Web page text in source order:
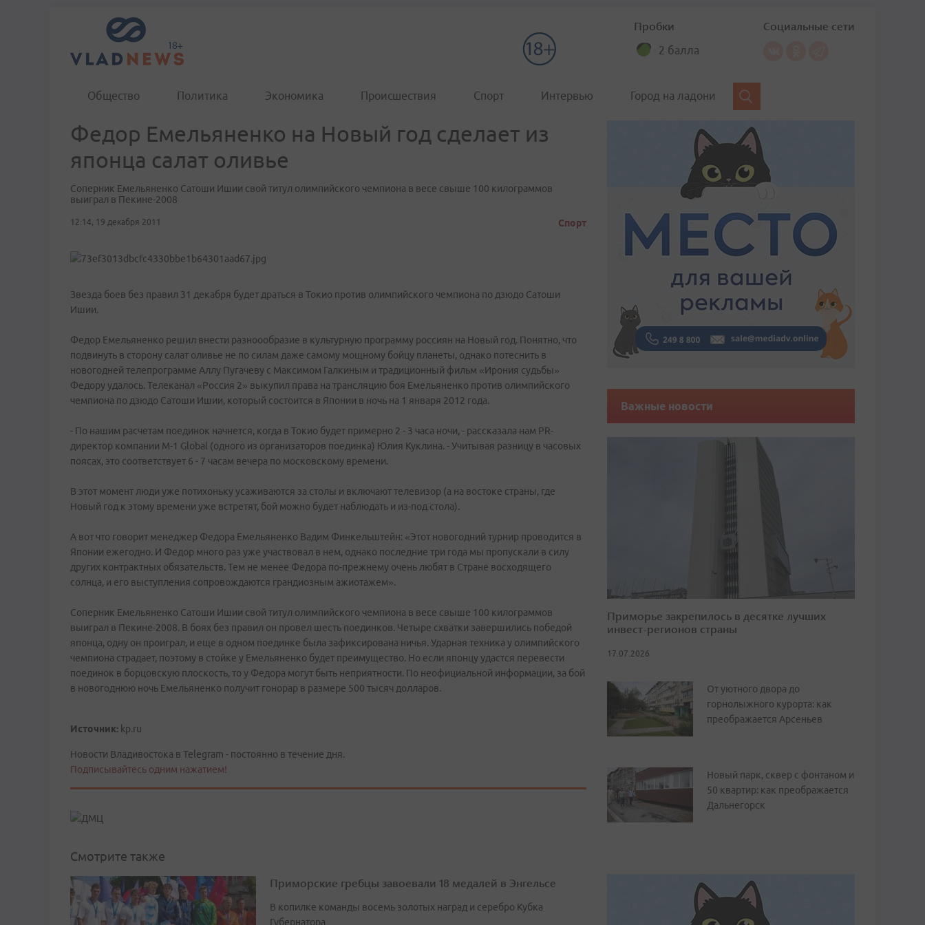
Пробки
2 балла
Социальные сети
Общество Политика Экономика Происшествия Спорт Интервью Город на ладони
Федор Емельяненко на Новый год сделает из
японца салат оливье
Соперник Емельяненко Сатоши Ишии свой титул олимпийского чемпиона в весе свыше 100 килограммов
выиграл в Пекине-2008
12:14, 19 декабря 2011 Спорт
Звезда боев без правил 31 декабря будет драться в Токио против олимпийского чемпиона по дзюдо Сатоши
Ишии.
Федор Емельяненко решил внести разноообразие в культурную программу россиян на Новый год. Понятно, что
подвинуть в сторону салат оливье не по силам даже самому мощному бойцу планеты, однако потеснить в
новогодней телепрограмме Аллу Пугачеву с Максимом Галкиным и традиционный фильм «Ирония судьбы»
Федору удалось. Телеканал «Россия 2» выкупил права на трансляцию боя Емельяненко против олимпийского
чемпиона по дзюдо Сатоши Ишии, который состоится в Японии в ночь на 1 января 2012 года.
- По нашим расчетам поединок начнется, когда в Токио будет примерно 2 - 3 часа ночи, - рассказала нам PR-
директор компании M-1 Global (одного из организаторов поединка) Юлия Куклина. - Учитывая разницу в часовых
поясах, это соответствует 6 - 7 часам вечера по московскому времени.
В этот момент люди уже потихоньку усаживаются за столы и включают телевизор (а на востоке страны, где
Новый год к этому времени уже встретят, бой можно будет наблюдать и из-под стола).
А вот что говорит менеджер Федора Емельяненко Вадим Финкельштейн: «Этот новогодний турнир проводится в
Японии ежегодно. И Федор много раз уже участвовал в нем, однако последние три года мы пропускали в силу
других контрактных обязательств. Тем не менее Федора по-прежнему очень любят в Стране восходящего
солнца, и его выступления сопровождаются грандиозным ажиотажем».
Соперник Емельяненко Сатоши Ишии свой титул олимпийского чемпиона в весе свыше 100 килограммов
выиграл в Пекине-2008. В боях без правил он провел шесть поединков. Четыре схватки завершились победой
японца, одну он проиграл, и еще в одном поединке была зафиксирована ничья. Ударная техника у олимпийского
чемпиона страдает, поэтому в стойке у Емельяненко будет преимущество. Но если японцу удастся перевести
поединок в борцовскую плоскость, то у Федора могут быть неприятности. По неофициальной информации, за бой
в новогоднюю ночь Емельяненко получит гонорар в размере 500 тысяч долларов.
Источник: kp.ru
Новости Владивостока в Telegram - постоянно в течение дня.
Подписывайтесь одним нажатием!
Смотрите также
Приморские гребцы завоевали 18 медалей в Энгельсе
В копилке команды восемь золотых наград и серебро Кубка
Губернатора
Важные новости
Приморье закрепилось в десятке лучших
инвест-регионов страны
17.07.2026
От уютного двора до
горнолыжного курорта: как
преображается Арсеньев
Новый парк, сквер с фонтаном и
50 квартир: как преображается
Дальнегорск